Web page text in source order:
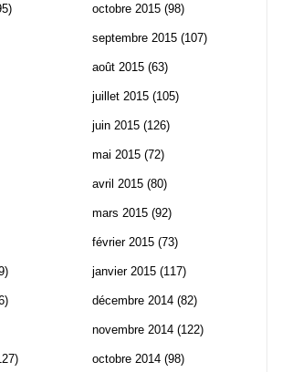
octobre 2015 (98)
septembre 2015 (107)
août 2015 (63)
juillet 2015 (105)
juin 2015 (126)
mai 2015 (72)
avril 2015 (80)
mars 2015 (92)
février 2015 (73)
janvier 2015 (117)
décembre 2014 (82)
novembre 2014 (122)
octobre 2014 (98)